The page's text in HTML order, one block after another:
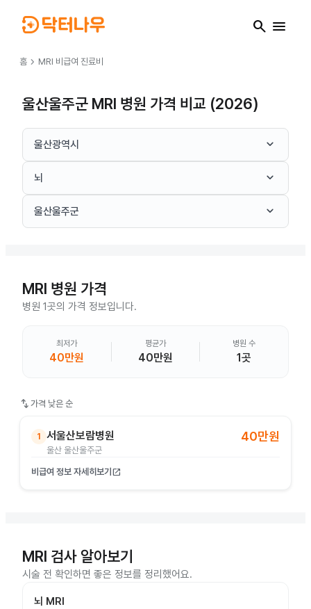
search menu
홈 chevron_right MRI 비급여 진료비
울산울주군 MRI 병원 가격 비교 (2026)
울산광역시 keyboard_arrow_down
뇌 keyboard_arrow_down
울산울주군 keyboard_arrow_down
MRI 병원 가격
병원 1곳의 가격 정보입니다.
최저가
40만원
평균가
40만원
병원 수
1곳
swap_vert 가격 낮은 순
1 서울산보람병원
울산 울산울주군
40만원
비급여 정보 자세히보기 open_in_new
MRI 검사 알아보기
시술 전 확인하면 좋은 정보를 정리했어요.
뇌 MRI